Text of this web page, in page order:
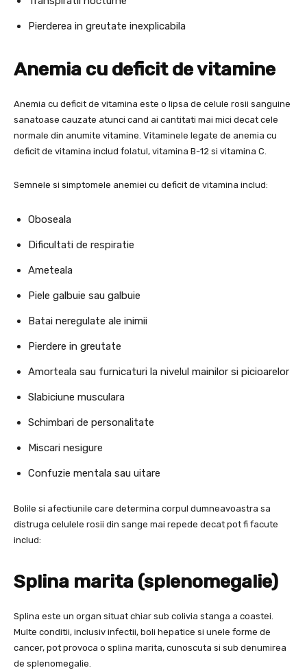
Pierderea in greutate inexplicabila
Anemia cu deficit de vitamine
Anemia cu deficit de vitamina este o lipsa de celule rosii sanguine
sanatoase cauzate atunci cand ai cantitati mai mici decat cele
normale din anumite vitamine. Vitaminele legate de anemia cu
deficit de vitamina includ folatul, vitamina B-12 si vitamina C.
Semnele si simptomele anemiei cu deficit de vitamina includ:
Oboseala
Dificultati de respiratie
Ameteala
Piele galbuie sau galbuie
Batai neregulate ale inimii
Pierdere in greutate
Amorteala sau furnicaturi la nivelul mainilor si picioarelor
Slabiciune musculara
Schimbari de personalitate
Miscari nesigure
Confuzie mentala sau uitare
Bolile si afectiunile care determina corpul dumneavoastra sa
distruga celulele rosii din sange mai repede decat pot fi facute
includ:
Splina marita (splenomegalie)
Splina este un organ situat chiar sub colivia stanga a coastei.
Multe conditii, inclusiv infectii, boli hepatice si unele forme de
cancer, pot provoca o splina marita, cunoscuta si sub denumirea
de splenomegalie.